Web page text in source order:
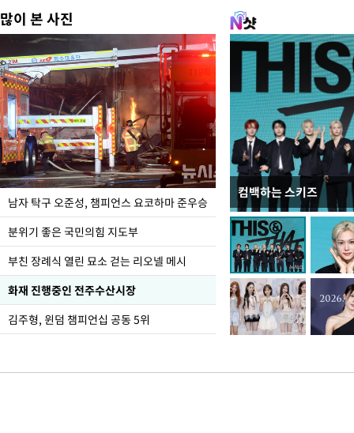
많이 본 사진
남자 탁구 오준성, 챔피언스 요코하마 준우승
분위기 좋은 국민의힘 지도부
부친 장례식 열린 묘소 걷는 리오넬 메시
화재 진행중인 전주수산시장
김주형, 윈덤 챔피언십 공동 5위
컴백하는 스키즈
한-미, UFS연합연습